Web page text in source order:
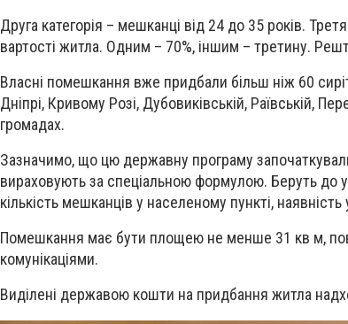
Друга категорія – мешканці від 24 до 35 років.
вартості житла. Одним – 70%, іншим – третину.
Власні помешкання вже придбали більш ніж 60
Дніпрі, Кривому Розі, Дубовиківській, Раївській,
громадах.
Зазначимо, що цю державну програму
вираховують за спеціальною формулою. Беруть до
кількість мешканців у населеному пункті,
Помешкання має бути площею не менше 31 кв м,
комунікаціями.
Виділені державою кошти на придбання житла